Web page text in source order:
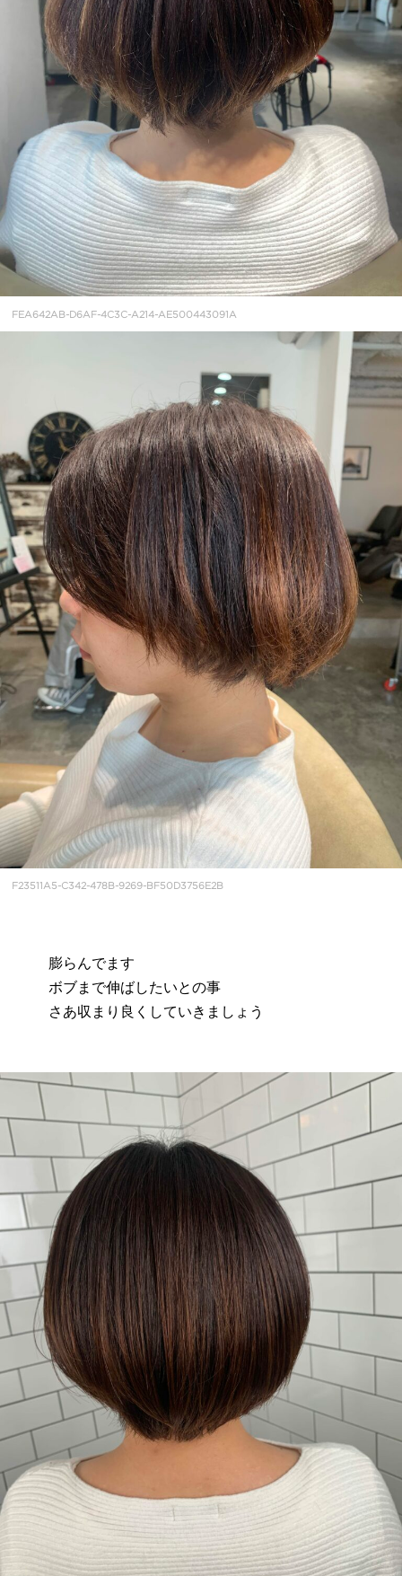
FEA642AB-D6AF-4C3C-A214-AE500443091A
F23511A5-C342-478B-9269-BF50D3756E2B
膨らんでます
ボブまで伸ばしたいとの事
さあ収まり良くしていきましょう